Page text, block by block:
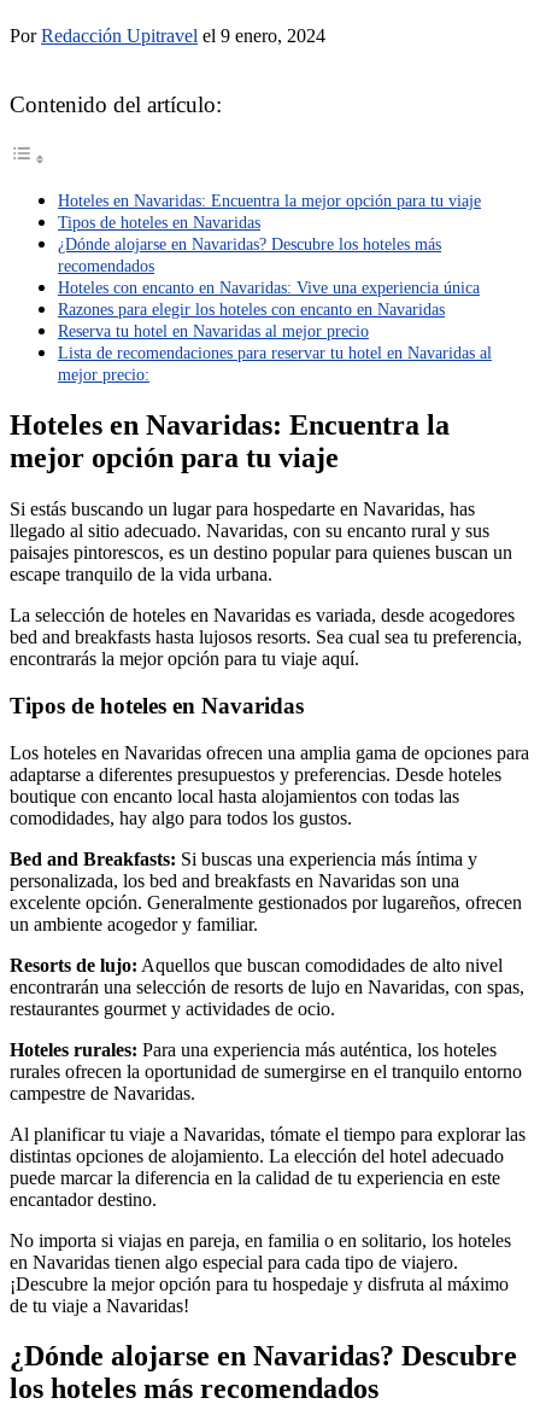
PorRedacción Upitravel el 9 enero, 2024
Contenido del artículo:
Hoteles en Navaridas: Encuentra la mejor opción para tu viaje
Tipos de hoteles en Navaridas
¿Dónde alojarse en Navaridas? Descubre los hoteles más
recomendados
Hoteles con encanto en Navaridas: Vive una experiencia única
Razones para elegir los hoteles con encanto en Navaridas
Reserva tu hotel en Navaridas al mejor precio
Lista de recomendaciones para reservar tu hotel en Navaridas al
mejor precio:
Hoteles en Navaridas: Encuentra la
mejor opción para tu viaje
Si estás buscando un lugar para hospedarte en Navaridas, has
llegado al sitio adecuado. Navaridas, con su encanto rural y sus
paisajes pintorescos, es un destino popular para quienes buscan un
escape tranquilo de la vida urbana.
La selección de hoteles en Navaridas es variada, desde acogedores
bed and breakfasts hasta lujosos resorts. Sea cual sea tu preferencia,
encontrarás la mejor opción para tu viaje aquí.
Tipos de hoteles en Navaridas
Los hoteles en Navaridas ofrecen una amplia gama de opciones para
adaptarse a diferentes presupuestos y preferencias. Desde hoteles
boutique con encanto local hasta alojamientos con todas las
comodidades, hay algo para todos los gustos.
Bed and Breakfasts: Si buscas una experiencia más íntima y
personalizada, los bed and breakfasts en Navaridas son una
excelente opción. Generalmente gestionados por lugareños, ofrecen
un ambiente acogedor y familiar.
Resorts de lujo: Aquellos que buscan comodidades de alto nivel
encontrarán una selección de resorts de lujo en Navaridas, con spas,
restaurantes gourmet y actividades de ocio.
Hoteles rurales: Para una experiencia más auténtica, los hoteles
rurales ofrecen la oportunidad de sumergirse en el tranquilo entorno
campestre de Navaridas.
Al planificar tu viaje a Navaridas, tómate el tiempo para explorar las
distintas opciones de alojamiento. La elección del hotel adecuado
puede marcar la diferencia en la calidad de tu experiencia en este
encantador destino.
No importa si viajas en pareja, en familia o en solitario, los hoteles
en Navaridas tienen algo especial para cada tipo de viajero.
¡Descubre la mejor opción para tu hospedaje y disfruta al máximo
de tu viaje a Navaridas!
¿Dónde alojarse en Navaridas? Descubre
los hoteles más recomendados